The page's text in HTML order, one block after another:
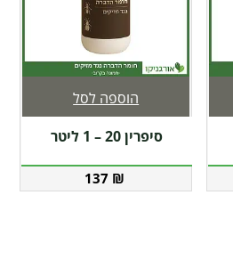
סיפרין 20 – 1 ליטר
137 ₪
הוספה לסל